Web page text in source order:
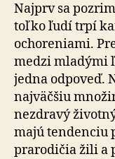
Najprv sa
toľko ľudí trpí
ochoreniami.
medzi mladými
jedna odpoveď.
najväčšiu
nezdravý
majú tendenciu
prarodičia žili a